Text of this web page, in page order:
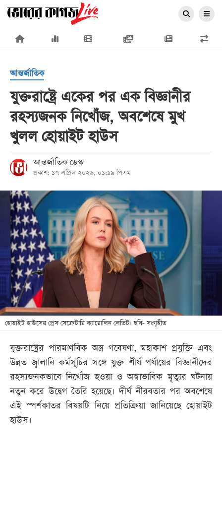
×
প্রচ্ছদ
জাতীয়
রাজনীতি
অর্থনীতি
আন্তর্জাতিক
সারাদেশ
খেলা
বিনোদন
লাইফ
স্টাইল
শিক্ষা
তথ্যপ্রযুক্তি
বিভাগ
ছবি
ভিডিও
আন্তর্জাতিক
যুক্তরাষ্ট্রে একের পর এক বিজ্ঞানীর
রহস্যজনক নিখোঁজ, অবশেষে মুখ
খুলল হোয়াইট হাউস
আন্তর্জাতিক ডেস্ক
প্রকাশ: ১৭ এপ্রিল ২০২৬, ০১:১৯ পিএম
হোয়াইট হাউসের প্রেস সেক্রেটারি ক্যারোলিন লেভিট। ছবি- সংগৃহীত
যুক্তরাষ্ট্রের পারমাণবিক অস্ত্র গবেষণা, মহাকাশ প্রযুক্তি এবং
উন্নত জ্বালানি কর্মসূচির সঙ্গে যুক্ত শীর্ষ পর্যায়ের বিজ্ঞানীদের
রহস্যজনকভাবে নিখোঁজ হওয়া ও অস্বাভাবিক মৃত্যুর ঘটনায়
নতুন করে উদ্বেগ তৈরি হয়েছে। দীর্ঘ নীরবতার পর অবশেষে
এই স্পর্শকাতর বিষয়টি নিয়ে প্রতিক্রিয়া জানিয়েছে হোয়াইট
হাউস।